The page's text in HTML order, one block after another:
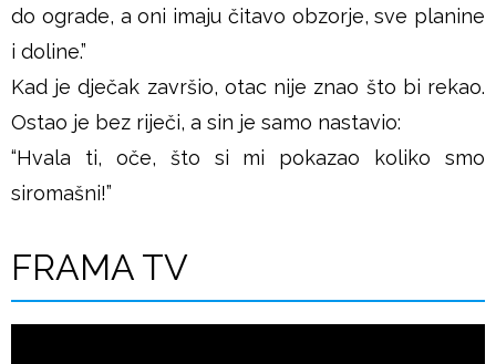
do ograde, a oni imaju čitavo obzorje, sve planine
i doline.”
Kad je dječak završio, otac nije znao što bi rekao.
Ostao je bez riječi, a sin je samo nastavio:
“Hvala ti, oče, što si mi pokazao koliko smo
siromašni!”
FRAMA TV